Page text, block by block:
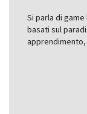
Si parla di
basati sul